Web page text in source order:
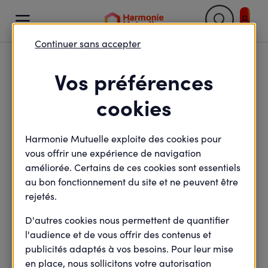

Ascension de la société
inclusive sur son
versant Handicap
Mis à jour le4 octobre 2021
Vos préférences
cookies
Harmonie Mutuelle exploite des cookies pour
vous offrir une expérience de navigation
améliorée. Certains de ces cookies sont essentiels
au bon fonctionnement du site et ne peuvent être
rejetés.
D'autres cookies nous permettent de quantifier
l'audience et de vous offrir des contenus et
publicités adaptés à vos besoins. Pour leur mise
en place, nous sollicitons votre autorisation
Continuer sans accepter